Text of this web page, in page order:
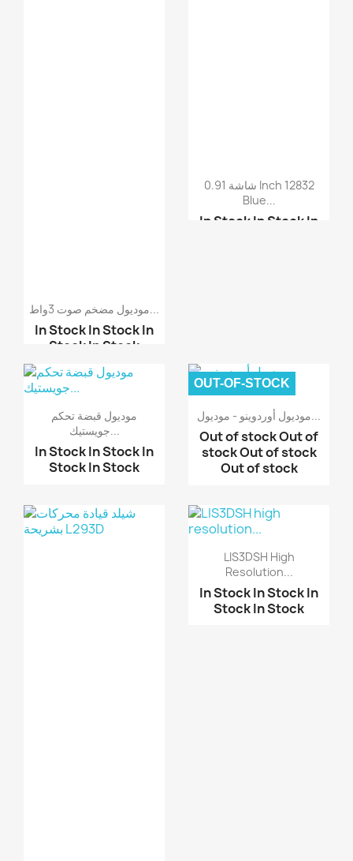
موديول مضخم صوت 3واط...
In StockIn StockIn
StockIn Stock
موديول حساس صوت Sound
...
شاشة 0.91 Inch 12832
Blue...
In StockIn StockIn
موديول قبضة تحكم
جويستيك...
In StockIn StockIn
StockIn Stock
موديول أوردوينو - موديول...
Out of stockOut of
stockOut of stock
Out of stock
OUT-OF-STOCK
LIS3DSH High
Resolution...
In StockIn StockIn
StockIn Stock